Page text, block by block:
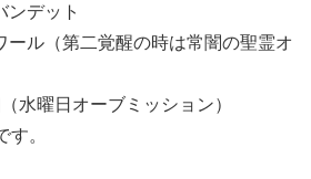
ンデット
ール（第二覚醒の時は常闇の聖霊オ
水曜日オーブミッション）
。